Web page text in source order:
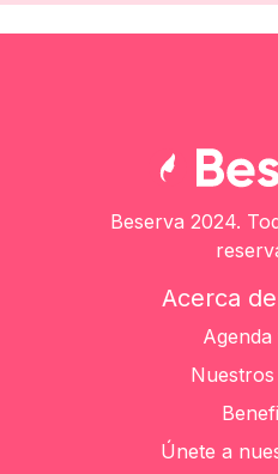
Beserva 2024.
Acerca
Agenda
Únete a